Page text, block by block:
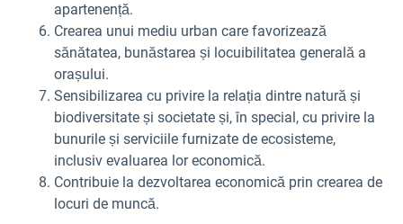
apartenență.
Crearea unui mediu urban care favorizează
sănătatea, bunăstarea și locuibilitatea generală a
orașului.
Sensibilizarea cu privire la relația dintre natură și
biodiversitate și societate și, în special, cu privire la
bunurile și serviciile furnizate de ecosisteme,
inclusiv evaluarea lor economică.
Contribuie la dezvoltarea economică prin crearea de
locuri de muncă.